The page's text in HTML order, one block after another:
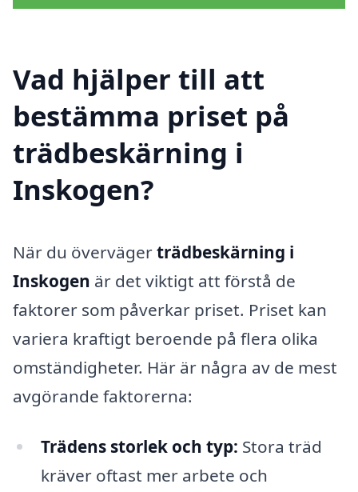
Vad hjälper till att
bestämma priset på
trädbeskärning i
Inskogen?
När du övervägerträdbeskärning i
Inskogen är det viktigt att förstå de
faktorer som påverkar priset. Priset kan
variera kraftigt beroende på flera olika
omständigheter. Här är några av de mest
avgörande faktorerna:
Trädens storlek och typ: Stora träd
kräver oftast mer arbete och